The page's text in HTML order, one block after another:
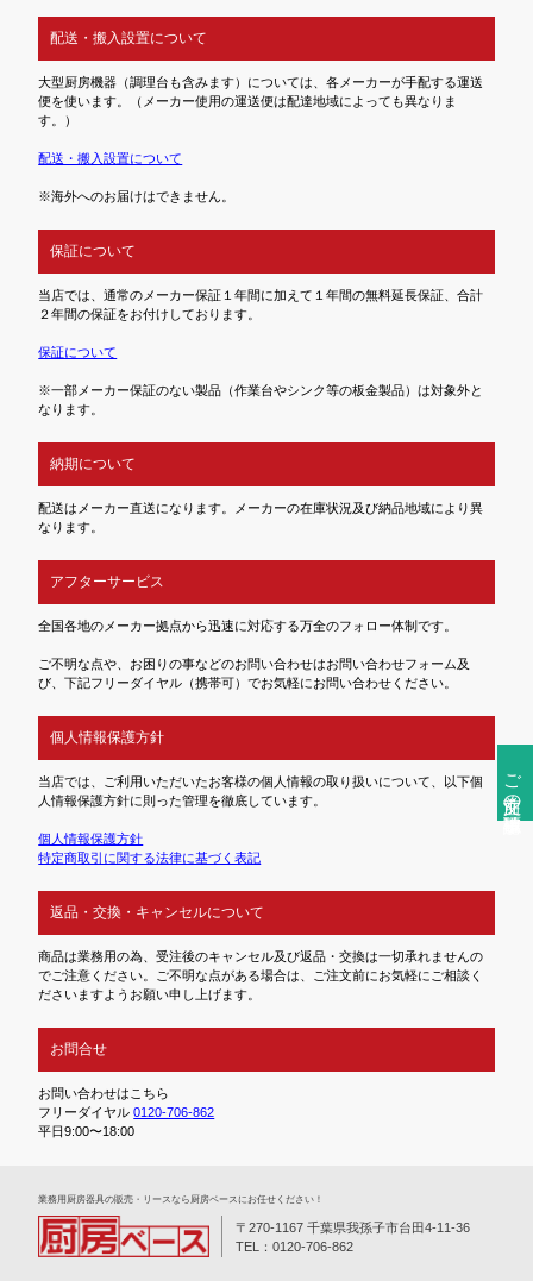
ご注文前の確認事項
配送・搬入設置について
大型厨房機器（調理台も含みます）については、各メーカーが手配する運送
便を使います。（メーカー使用の運送便は配達地域によっても異なりま
す。）
配送・搬入設置について
※海外へのお届けはできません。
保証について
当店では、通常のメーカー保証１年間に加えて１年間の無料延長保証、合計
２年間の保証をお付けしております。
保証について
※一部メーカー保証のない製品（作業台やシンク等の板金製品）は対象外と
なります。
納期について
配送はメーカー直送になります。メーカーの在庫状況及び納品地域により異
なります。
アフターサービス
全国各地のメーカー拠点から迅速に対応する万全のフォロー体制です。
ご不明な点や、お困りの事などのお問い合わせはお問い合わせフォーム及
び、下記フリーダイヤル（携帯可）でお気軽にお問い合わせください。
個人情報保護方針
当店では、ご利用いただいたお客様の個人情報の取り扱いについて、以下個
人情報保護方針に則った管理を徹底しています。
個人情報保護方針
特定商取引に関する法律に基づく表記
返品・交換・キャンセルについて
商品は業務用の為、受注後のキャンセル及び返品・交換は一切承れませんの
でご注意ください。ご不明な点がある場合は、ご注文前にお気軽にご相談く
ださいますようお願い申し上げます。
お問合せ
お問い合わせはこちら
フリーダイヤル0120-706-862
平日9:00〜18:00
業務⽤厨房器具の販売・リースなら厨房ベースにお任せください！
〒270-1167 千葉県我孫子市台田4-11-36
TEL：0120-706-862